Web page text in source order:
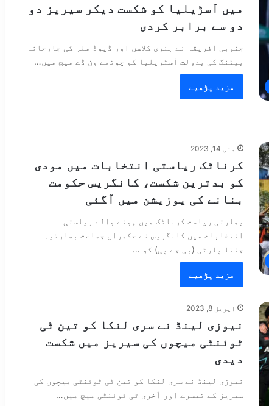
میں آسڑیلیا کو شکست دیکر سیریز دو
دو سے برابر کردی
جنوبی افریقہ نے ہنری کلاسن اور ڈیوڈ ملر کی جارحانہ
بیٹنگ کی بدولت آسٹریلیا کو چوتھے ون ڈے میچ میں…
مزید پڑھیے
مئی 14, 2023
کرناٹک ریاستی انتخابات میں مودی
کو بدترین شکست، کانگریس حکومت
بنانے کی پوزیشن میں آگئی
بھارتی ریاست کرناٹک میں ہونے والے ریاستی
انتخابات میں کانگریس نے حکمران جماعت بھارتیہ
جنتا پارٹی (بی جے پی) کو …
مزید پڑھیے
اپریل 8, 2023
نیوزی لینڈ نے سری لنکا کو تین ٹی
ٹوئنٹی میچوں کی سیریز میں شکست
دیدی
نیوزی لینڈ نے سری لنکا کو تین ٹی ٹوئنٹی میچوں کی
سیریز کے تیسرے اور آخری ٹی ٹوئنٹی میچ میں…